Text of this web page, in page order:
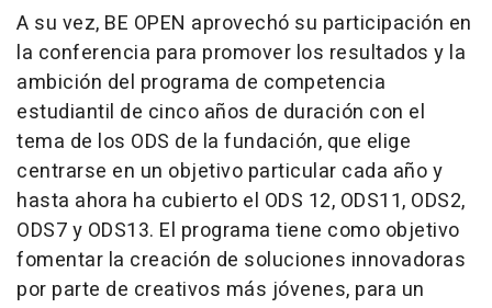
A su vez, BE OPEN aprovechó su participación en
la conferencia para promover los resultados y la
ambición del programa de competencia
estudiantil de cinco años de duración con el
tema de los ODS de la fundación, que elige
centrarse en un objetivo particular cada año y
hasta ahora ha cubierto el ODS 12, ODS11, ODS2,
ODS7 y ODS13. El programa tiene como objetivo
fomentar la creación de soluciones innovadoras
por parte de creativos más jóvenes, para un